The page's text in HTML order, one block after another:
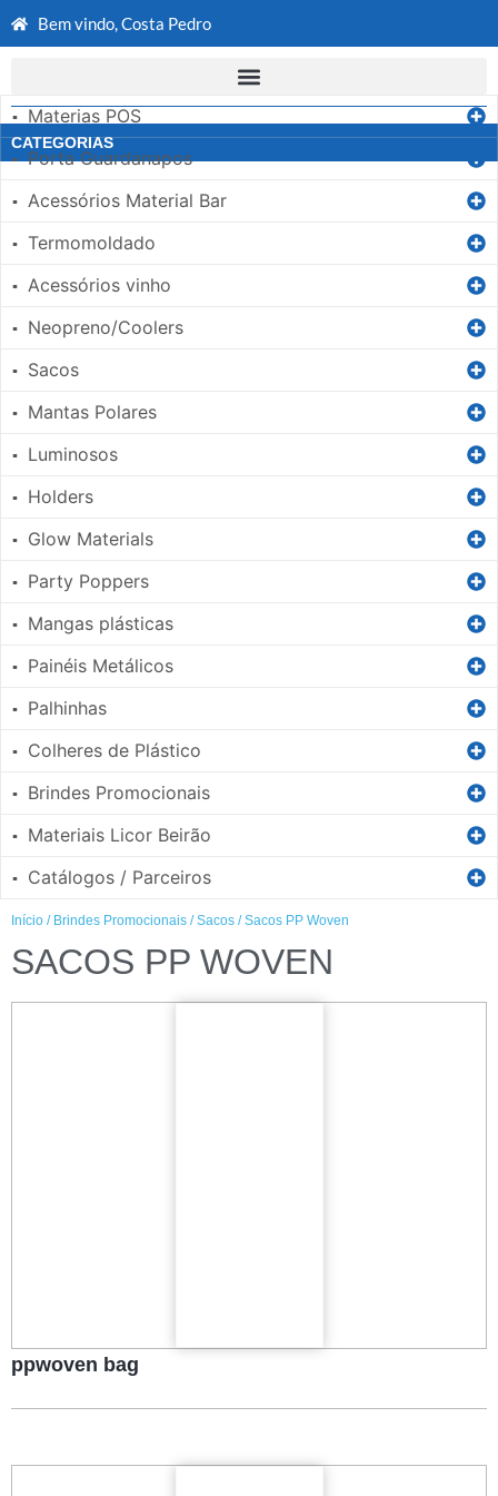
Bem vindo, Costa Pedro
CATEGORIAS
▪ Materias POS
▪ Porta Guardanapos
▪ Acessórios Material Bar
▪ Termomoldado
▪ Acessórios vinho
▪ Neopreno/Coolers
▪ Sacos
▪ Mantas Polares
▪ Luminosos
▪ Holders
▪ Glow Materials
▪ Party Poppers
▪ Mangas plásticas
▪ Painéis Metálicos
▪ Palhinhas
▪ Colheres de Plástico
▪ Brindes Promocionais
▪ Materiais Licor Beirão
▪ Catálogos / Parceiros
Início / Brindes Promocionais /Sacos / Sacos PP Woven
SACOS PP WOVEN
ppwoven bag